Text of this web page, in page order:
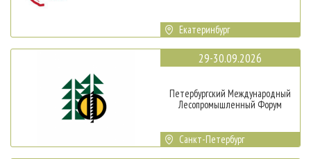
Екатеринбург
29-30.09.2026
Петербургский Международный
Лесопромышленный Форум
Санкт-Петербург